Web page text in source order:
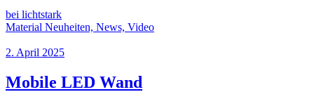
bei lichtstark
Material Neuheiten, News, Video
2. April 2025
Mobile LED Wand